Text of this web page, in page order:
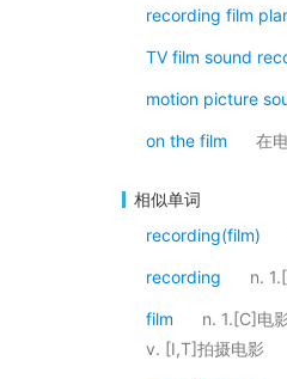
recording film
TV film sound
motion picture
on the film 在
相似单词
recording(film)
recording n.
film
n. 1.[C]电
v. [I,T]拍摄电影